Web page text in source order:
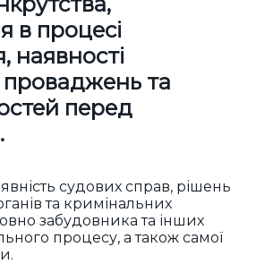
в процесі
наявності
та
перед
судових справ, рішень
та кримінальних
забудовника та інших
процесу, а також самої